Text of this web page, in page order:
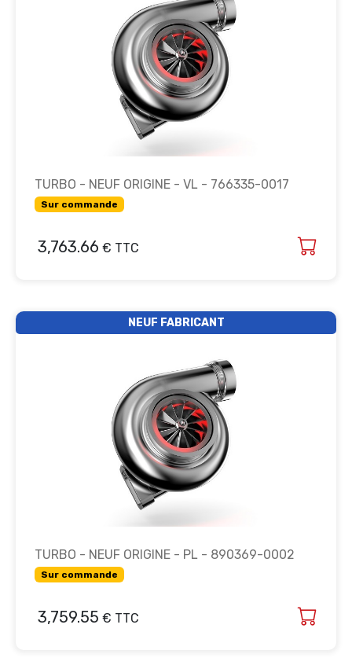
TURBO - NEUF ORIGINE - VL - 766335-0017
Sur commande
3,763.66 € TTC
NEUF FABRICANT
TURBO - NEUF ORIGINE - PL - 890369-0002
Sur commande
3,759.55 € TTC